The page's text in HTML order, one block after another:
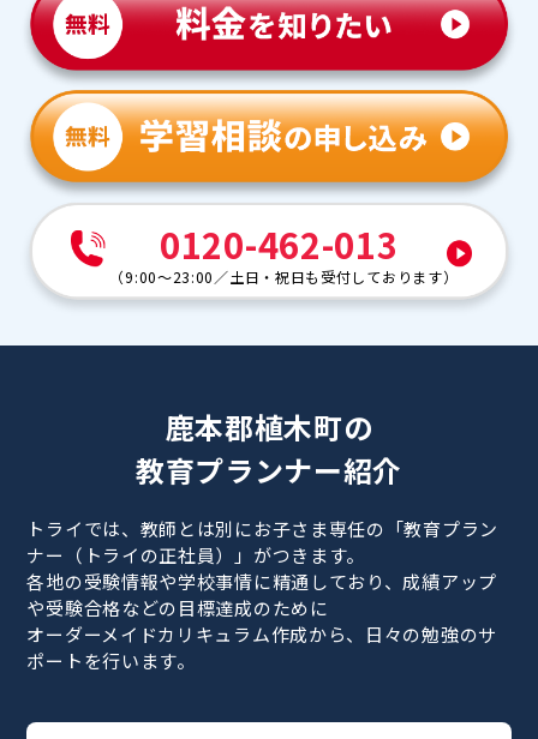
0120-462-013
（9:00～23:00 ／土日・祝日も受付しております）
鹿本郡植木町の
教育プランナー紹介
トライでは、教師とは別にお子さま専任の「教育プラン
ナー（トライの正社員）」がつきます。
各地の受験情報や学校事情に精通しており、成績アップ
や受験合格などの目標達成のために
オーダーメイドカリキュラム作成から、日々の勉強のサ
ポートを行います。